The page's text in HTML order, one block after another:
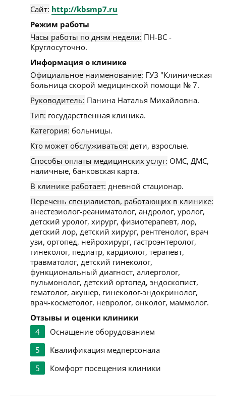
Сайт: http://kbsmp7.ru
Режим работы
Часы работы по дням недели: ПН-ВС -
Круглосуточно.
Информация о клинике
Официальное наименование: ГУЗ "Клиническая
больница скорой медицинской помощи № 7.
Руководитель: Панина Наталья Михайловна.
Тип: государственная клиника.
Категория: больницы.
Кто может обслуживаться: дети, взрослые.
Способы оплаты медицинских услуг: ОМС, ДМС,
наличные, банковская карта.
В клинике работает: дневной стационар.
Перечень специалистов, работающих в клинике:
анестезиолог-реаниматолог, андролог, уролог,
детский уролог, хирург, физиотерапевт, лор,
детский лор, детский хирург, рентгенолог, врач
узи, ортопед, нейрохирург, гастроэнтеролог,
гинеколог, педиатр, кардиолог, терапевт,
травматолог, детский гинеколог,
функциональный диагност, аллерголог,
пульмонолог, детский ортопед, эндоскопист,
гематолог, акушер, гинеколог-эндокринолог,
врач-косметолог, невролог, онколог, маммолог.
Отзывы и оценки клиники
4
Оснащение оборудованием
5
Квалификация медперсонала
5
Комфорт посещения клиники